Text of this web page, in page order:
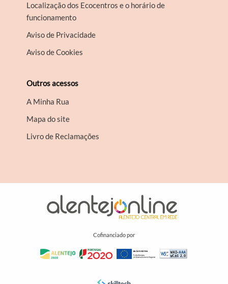
Localização dos Ecocentros e o horário de
funcionamento
Aviso de Privacidade
Aviso de Cookies
Outros acessos
A Minha Rua
Mapa do site
Livro de Reclamações
Cofinanciado por